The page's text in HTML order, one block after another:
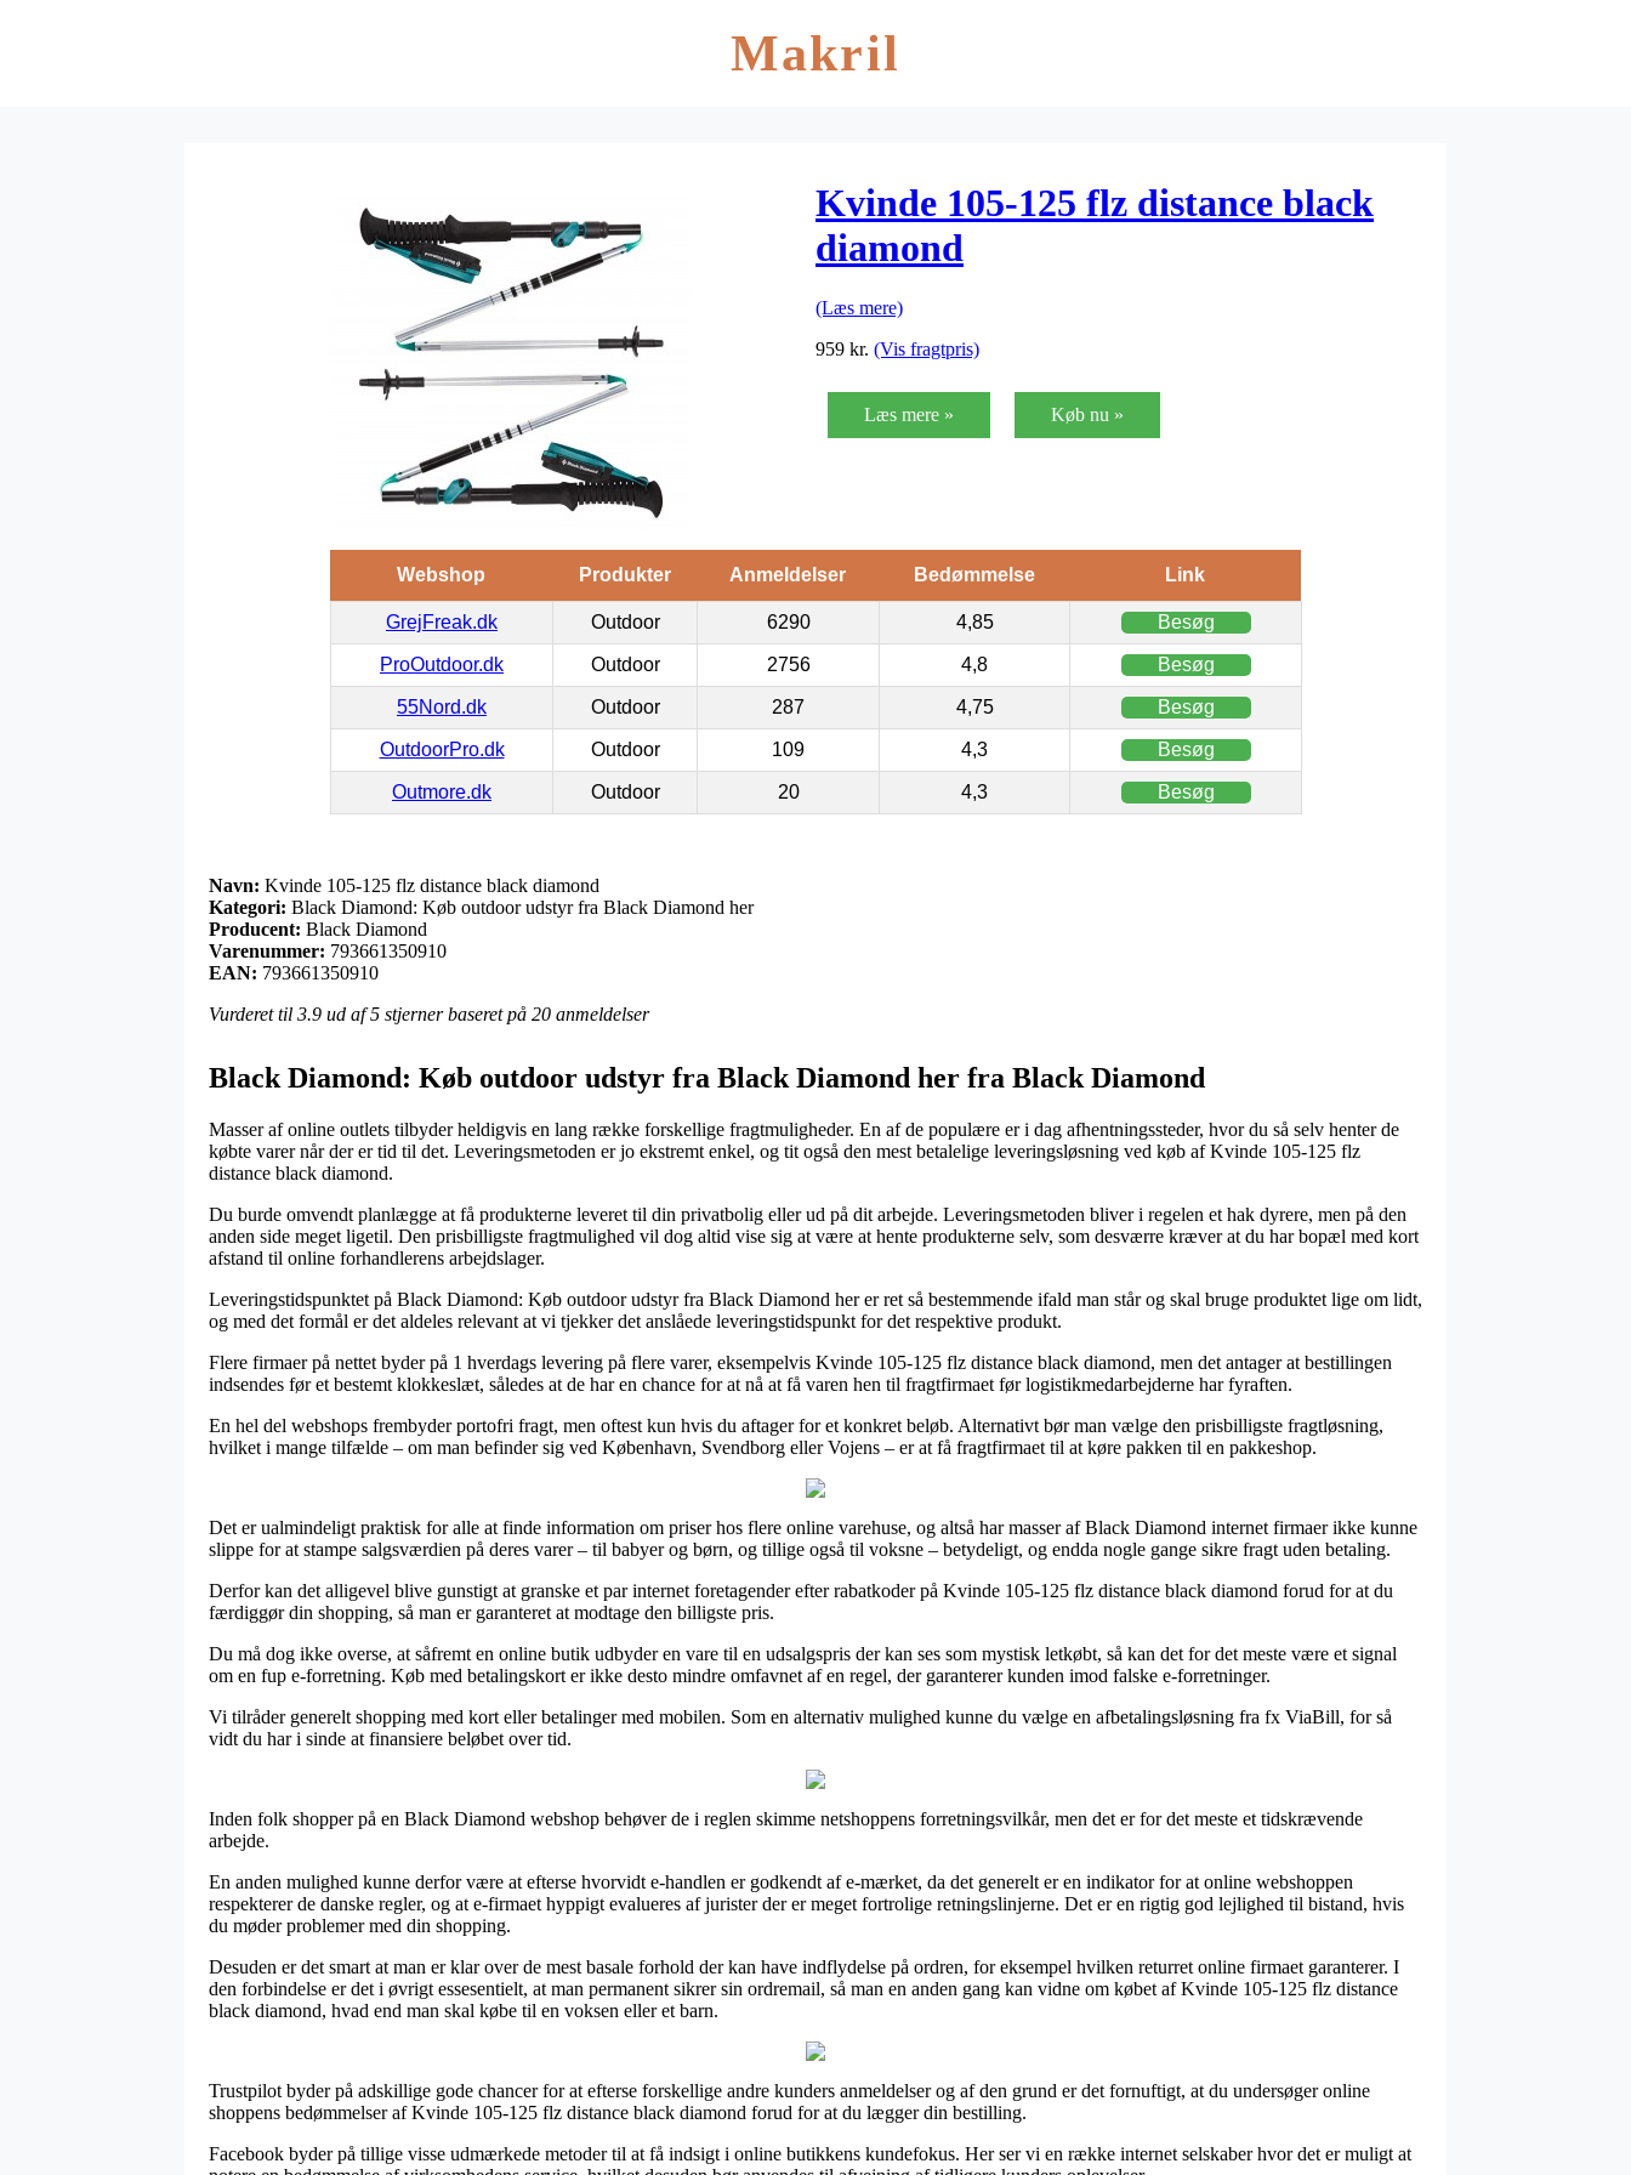
Makril
Kvinde 105-125 flz distance black
diamond
(Læs mere)
959 kr. (Vis fragtpris)
Læs mere » Køb nu »
Webshop Produkter Anmeldelser Bedømmelse Link
GrejFreak.dk Outdoor 6290 4,85 Besøg
ProOutdoor.dk Outdoor 2756 4,8 Besøg
55Nord.dk Outdoor 287 4,75 Besøg
OutdoorPro.dk Outdoor 109 4,3 Besøg
Outmore.dk Outdoor 20 4,3 Besøg
Navn: Kvinde 105-125 flz distance black diamond
Kategori: Black Diamond: Køb outdoor udstyr fra Black Diamond her
Producent: Black Diamond
Varenummer: 793661350910
EAN: 793661350910
Vurderet til 3.9 ud af 5 stjerner baseret på 20 anmeldelser
Black Diamond: Køb outdoor udstyr fra Black Diamond her fra Black Diamond
Masser af online outlets tilbyder heldigvis en lang række forskellige fragtmuligheder. En af de populære er i dag afhentningssteder, hvor du så selv henter de
købte varer når der er tid til det. Leveringsmetoden er jo ekstremt enkel, og tit også den mest betalelige leveringsløsning ved køb af Kvinde 105-125 flz
distance black diamond.
Du burde omvendt planlægge at få produkterne leveret til din privatbolig eller ud på dit arbejde. Leveringsmetoden bliver i regelen et hak dyrere, men på den
anden side meget ligetil. Den prisbilligste fragtmulighed vil dog altid vise sig at være at hente produkterne selv, som desværre kræver at du har bopæl med kort
afstand til online forhandlerens arbejdslager.
Leveringstidspunktet på Black Diamond: Køb outdoor udstyr fra Black Diamond her er ret så bestemmende ifald man står og skal bruge produktet lige om lidt,
og med det formål er det aldeles relevant at vi tjekker det anslåede leveringstidspunkt for det respektive produkt.
Flere firmaer på nettet byder på 1 hverdags levering på flere varer, eksempelvis Kvinde 105-125 flz distance black diamond, men det antager at bestillingen
indsendes før et bestemt klokkeslæt, således at de har en chance for at nå at få varen hen til fragtfirmaet før logistikmedarbejderne har fyraften.
En hel del webshops frembyder portofri fragt, men oftest kun hvis du aftager for et konkret beløb. Alternativt bør man vælge den prisbilligste fragtløsning,
hvilket i mange tilfælde – om man befinder sig ved København, Svendborg eller Vojens – er at få fragtfirmaet til at køre pakken til en pakkeshop.
Det er ualmindeligt praktisk for alle at finde information om priser hos flere online varehuse, og altså har masser af Black Diamond internet firmaer ikke kunne
slippe for at stampe salgsværdien på deres varer – til babyer og børn, og tillige også til voksne – betydeligt, og endda nogle gange sikre fragt uden betaling.
Derfor kan det alligevel blive gunstigt at granske et par internet foretagender efter rabatkoder på Kvinde 105-125 flz distance black diamond forud for at du
færdiggør din shopping, så man er garanteret at modtage den billigste pris.
Du må dog ikke overse, at såfremt en online butik udbyder en vare til en udsalgspris der kan ses som mystisk letkøbt, så kan det for det meste være et signal
om en fup e-forretning. Køb med betalingskort er ikke desto mindre omfavnet af en regel, der garanterer kunden imod falske e-forretninger.
Vi tilråder generelt shopping med kort eller betalinger med mobilen. Som en alternativ mulighed kunne du vælge en afbetalingsløsning fra fx ViaBill, for så
vidt du har i sinde at finansiere beløbet over tid.
Inden folk shopper på en Black Diamond webshop behøver de i reglen skimme netshoppens forretningsvilkår, men det er for det meste et tidskrævende
arbejde.
En anden mulighed kunne derfor være at efterse hvorvidt e-handlen er godkendt af e-mærket, da det generelt er en indikator for at online webshoppen
respekterer de danske regler, og at e-firmaet hyppigt evalueres af jurister der er meget fortrolige retningslinjerne. Det er en rigtig god lejlighed til bistand, hvis
du møder problemer med din shopping.
Desuden er det smart at man er klar over de mest basale forhold der kan have indflydelse på ordren, for eksempel hvilken returret online firmaet garanterer. I
den forbindelse er det i øvrigt essesentielt, at man permanent sikrer sin ordremail, så man en anden gang kan vidne om købet af Kvinde 105-125 flz distance
black diamond, hvad end man skal købe til en voksen eller et barn.
Trustpilot byder på adskillige gode chancer for at efterse forskellige andre kunders anmeldelser og af den grund er det fornuftigt, at du undersøger online
shoppens bedømmelser af Kvinde 105-125 flz distance black diamond forud for at du lægger din bestilling.
Facebook byder på tillige visse udmærkede metoder til at få indsigt i online butikkens kundefokus. Her ser vi en række internet selskaber hvor det er muligt at